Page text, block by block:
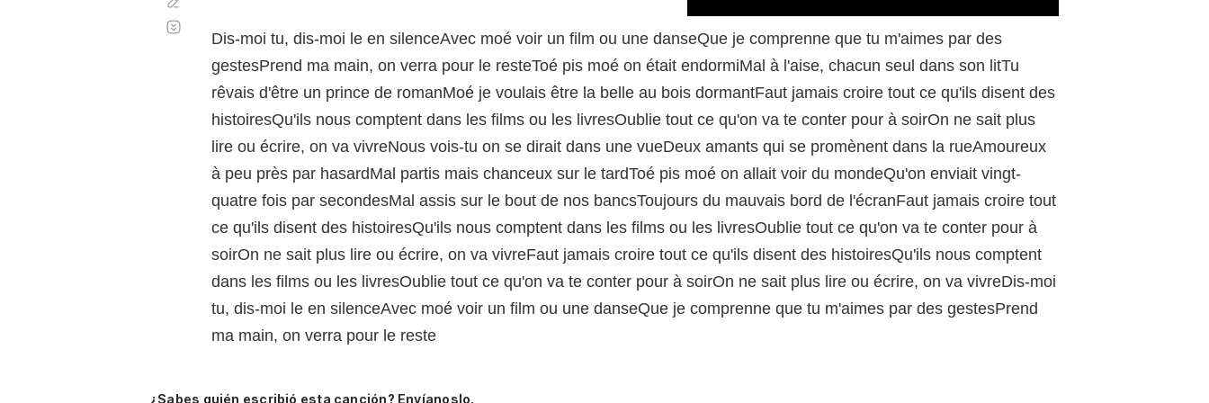
Dis-moi tu, dis-moi le en silenceAvec moé voir un film ou une danseQue je comprenne que tu m'aimes par des
gestesPrend ma main, on verra pour le resteToé pis moé on était endormiMal à l'aise, chacun seul dans son litTu
rêvais d'être un prince de romanMoé je voulais être la belle au bois dormantFaut jamais croire tout ce qu'ils disent des
histoiresQu'ils nous comptent dans les films ou les livresOublie tout ce qu'on va te conter pour à soirOn ne sait plus
lire ou écrire, on va vivreNous vois-tu on se dirait dans une vueDeux amants qui se promènent dans la rueAmoureux
à peu près par hasardMal partis mais chanceux sur le tardToé pis moé on allait voir du mondeQu'on enviait vingt-
quatre fois par secondesMal assis sur le bout de nos bancsToujours du mauvais bord de l'écranFaut jamais croire tout
ce qu'ils disent des histoiresQu'ils nous comptent dans les films ou les livresOublie tout ce qu'on va te conter pour à
soirOn ne sait plus lire ou écrire, on va vivreFaut jamais croire tout ce qu'ils disent des histoiresQu'ils nous comptent
dans les films ou les livresOublie tout ce qu'on va te conter pour à soirOn ne sait plus lire ou écrire, on va vivreDis-moi
tu, dis-moi le en silenceAvec moé voir un film ou une danseQue je comprenne que tu m'aimes par des gestesPrend
ma main, on verra pour le reste
automático
¿Sabes quién escribió esta canción? Envíanoslo.